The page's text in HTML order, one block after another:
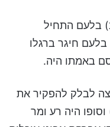
בלעם התחיל
חיגר ברגלו
באמתו היה.
לבלק להפקיר את
היה רע ומר